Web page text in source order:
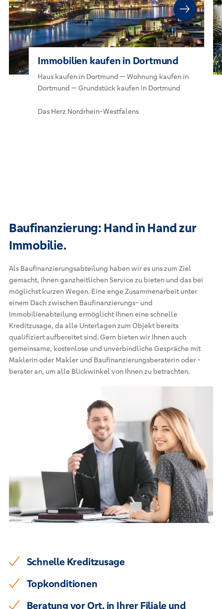
Immobilien kaufen in Dortmund
Haus kaufen in Dortmund — Wohnung kaufen in
Dortmund — Grundstück kaufen in Dortmund
Das Herz Nordrhein-Westfalens
Baufinanzierung: Hand in Hand zur
Immobilie.
Als Baufinanzierungsabteilung haben wir es uns zum Ziel
gemacht, Ihnen ganzheitlichen Service zu bieten und das bei
möglichst kurzen Wegen. Eine enge Zusammenarbeit unter
einem Dach zwischen Baufinanzierungs- und
Immobilienabteilung ermöglicht Ihnen eine schnelle
Kreditzusage, da alle Unterlagen zum Objekt bereits
qualifiziert aufbereitet sind. Gern bieten wir Ihnen auch
gemeinsame, kostenlose und unverbindliche Gespräche mit
Maklerin oder Makler und Baufinanzierungsberaterin oder -
berater an, um alle Blickwinkel von Ihnen zu betrachten.
Schnelle Kreditzusage
Topkonditionen
Beratung vor Ort, in Ihrer Filiale und